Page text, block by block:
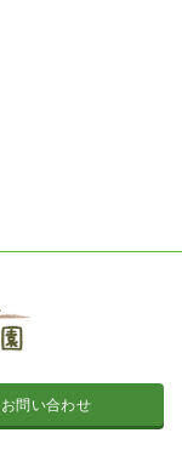
お問い合わせ